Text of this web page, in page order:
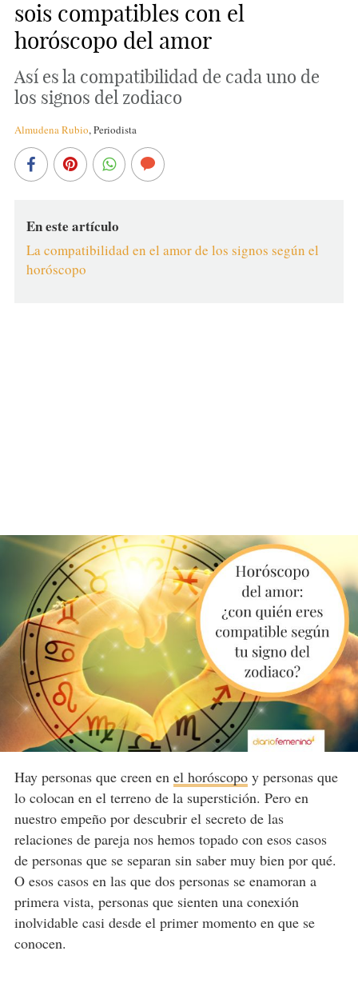
sois compatibles con el
horóscopo del amor
Así es la compatibilidad de cada uno de
los signos del zodiaco
Almudena Rubio,Periodista
En este artículo
La compatibilidad en el amor de los signos según el
horóscopo
Hay personas que creen en el horóscopoy personas que
lo colocan en el terreno de la superstición. Pero en
nuestro empeño por descubrir el secreto de las
relaciones de pareja nos hemos topado con esos casos
de personas que se separan sin saber muy bien por qué.
O esos casos en las que dos personas se enamoran a
primera vista, personas que sienten una conexión
inolvidable casi desde el primer momento en que se
conocen.